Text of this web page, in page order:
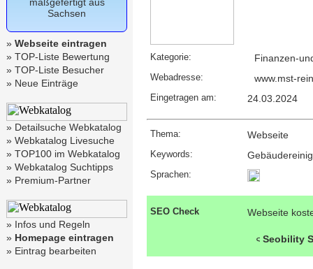
Sachsen
» Webseite eintragen
» TOP-Liste Bewertung
» TOP-Liste Besucher
» Neue Einträge
» Detailsuche Webkatalog
» Webkatalog Livesuche
» TOP100 im Webkatalog
» Webkatalog Suchtipps
» Premium-Partner
» Infos und Regeln
» Homepage eintragen
» Eintrag bearbeiten
Kategorie: Finanzen-
Webadresse: www.mst-
Eingetragen am: 24.03.2024
Thema: Webseite
Keywords:
Sprachen:
SEO Check Webseite
Seobility